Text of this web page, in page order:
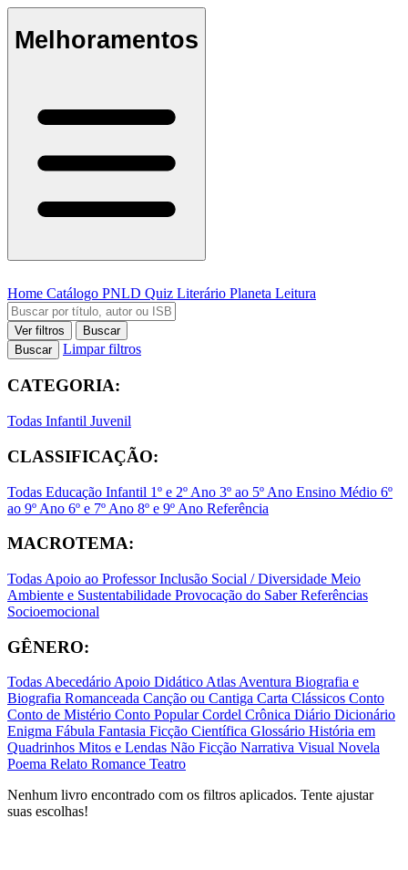
Melhoramentos
Home Catálogo PNLD Quiz Literário Planeta Leitura
Ver filtros
Buscar
Buscar
Limpar filtros
CATEGORIA:
Todas Infantil Juvenil
CLASSIFICAÇÃO:
Todas Educação Infantil 1º e 2º Ano 3º ao 5º Ano Ensino Médio 6º
ao 9º Ano 6º e 7º Ano 8º e 9º Ano Referência
MACROTEMA:
Todas Apoio ao ProfessorInclusão Social / Diversidade Meio
Ambiente e Sustentabilidade Provocação do SaberReferências
Socioemocional
GÊNERO:
TodasAbecedárioApoio DidáticoAtlasAventura Biografia e
Biografia Romanceada Canção ou Cantiga Carta Clássicos Conto
Conto de Mistério Conto PopularCordel Crônica Diário Dicionário
Enigma Fábula Fantasia Ficção Científica Glossário História em
Quadrinhos Mitos e Lendas Não Ficção Narrativa Visual Novela
Poema Relato Romance Teatro
Nenhum livro encontrado com os filtros aplicados. Tente ajustar
suas escolhas!